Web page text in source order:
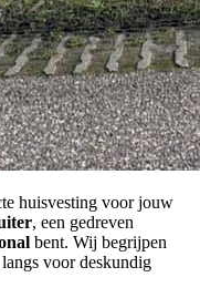
huisvesting voor jouw
, een gedreven
bent. Wij begrijpen
voor deskundig